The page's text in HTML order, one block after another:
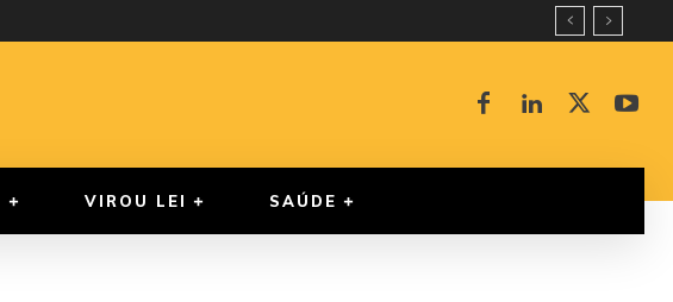
VIROU LEI SAÚDE